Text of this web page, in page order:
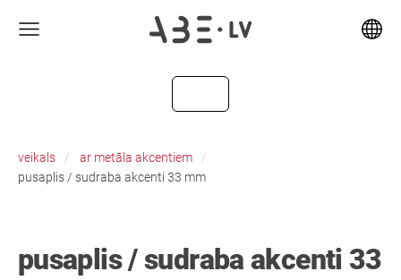
veikals
ar metāla akcentiem
pusaplis / sudraba akcenti 33 mm
pusaplis / sudraba akcenti 33